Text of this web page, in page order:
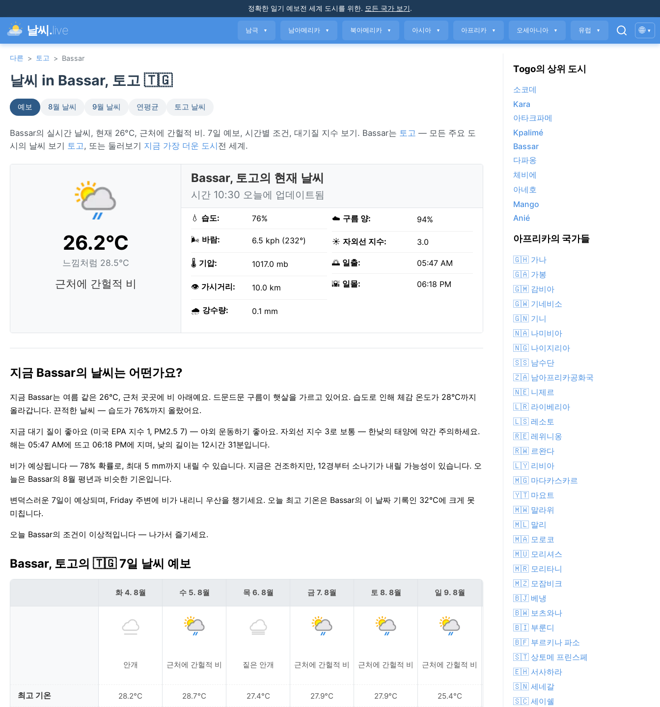
정확한 일기 예보전 세계 도시를 위한. 모든 국가 보기.
날씨.live 남극 ▼ 남아메리카 ▼ 북아메리카 ▼ 아시아 ▼ 아프리카 ▼ 오세아니아 ▼ 유럽 ▼ 🌐 ▾
다른 > 토고 > Bassar
날씨 in Bassar, 토고 🇹🇬
예보 8월 날씨 9월 날씨 연평균 토고 날씨
Bassar의 실시간 날씨, 현재 26°C, 근처에 간헐적 비. 7일 예보, 시간별 조건, 대기질 지수 보기. Bassar는 토고 — 모든 주요 도
시의 날씨 보기 토고, 또는 둘러보기 지금 가장 더운 도시 전 세계.
26.2°C
느낌처럼 28.5°C
근처에 간헐적 비
Bassar, 토고의 현재 날씨
시간 10:30 오늘에 업데이트됨
💧 습도: 76%
🌬️ 바람: 6.5 kph (232°)
🌡️ 기압: 1017.0 mb
👁️ 가시거리: 10.0 km
🌧️ 강수량: 0.1 mm
☁️ 구름 양: 94%
☀️ 자외선 지수: 3.0
🌅 일출: 05:47 AM
🌇 일몰: 06:18 PM
지금 Bassar의 날씨는 어떤가요?
지금 Bassar는 여름 같은 26°C, 근처 곳곳에 비 아래예요. 드문드문 구름이 햇살을 가르고 있어요. 습도로 인해 체감 온도가 28°C까지
올라갑니다. 끈적한 날씨 — 습도가 76%까지 올랐어요.
지금 대기 질이 좋아요 (미국 EPA 지수 1, PM2.5 7) — 야외 운동하기 좋아요. 자외선 지수 3로 보통 — 한낮의 태양에 약간 주의하세요.
해는 05:47 AM에 뜨고 06:18 PM에 지며, 낮의 길이는 12시간 31분입니다.
비가 예상됩니다 — 78% 확률로, 최대 5 mm까지 내릴 수 있습니다. 지금은 건조하지만, 12경부터 소나기가 내릴 가능성이 있습니다. 오
늘은 Bassar의 8월 평년과 비슷한 기온입니다.
변덕스러운 7일이 예상되며, Friday 주변에 비가 내리니 우산을 챙기세요. 오늘 최고 기온은 Bassar의 이 날짜 기록인 32°C에 크게 못
미칩니다.
오늘 Bassar의 조건이 이상적입니다 — 나가서 즐기세요.
Bassar, 토고의 🇹🇬 7일 날씨 예보
최고 기온
화 4. 8월
안개
28.2°C
수 5. 8월
근처에 간헐적 비
28.7°C
목 6. 8월
짙은 안개
27.4°C
금 7. 8월
근처에 간헐적 비
27.9°C
토 8. 8월
근처에 간헐적 비
27.9°C
일 9. 8월
근처에 간헐적 비
25.4°C
월 10. 8월
26.5°C
Togo의 상위 도시
소코데
Kara
아타크파메
Kpalimé
Bassar
다파옹
체비에
아네호
Mango
Anié
아프리카의 국가들
🇬🇭 가나
🇬🇦 가봉
🇬🇲 감비아
🇬🇼 기네비소
🇬🇳 기니
🇳🇦 나미비아
🇳🇬 나이지리아
🇸🇸 남수단
🇿🇦 남아프리카공화국
🇳🇪 니제르
🇱🇷 라이베리아
🇱🇸 레소토
🇷🇪 레위니옹
🇷🇼 르완다
🇱🇾 리비아
🇲🇬 마다카스카르
🇾🇹 마요트
🇲🇼 말라위
🇲🇱 말리
🇲🇦 모로코
🇲🇺 모리셔스
🇲🇷 모리타니
🇲🇿 모잠비크
🇧🇯 베냉
🇧🇼 보츠와나
🇧🇮 부룬디
🇧🇫 부르키나 파소
🇸🇹 상토메 프린스페
🇪🇭 서사하라
🇸🇳 세네갈
🇸🇨 세이쉘